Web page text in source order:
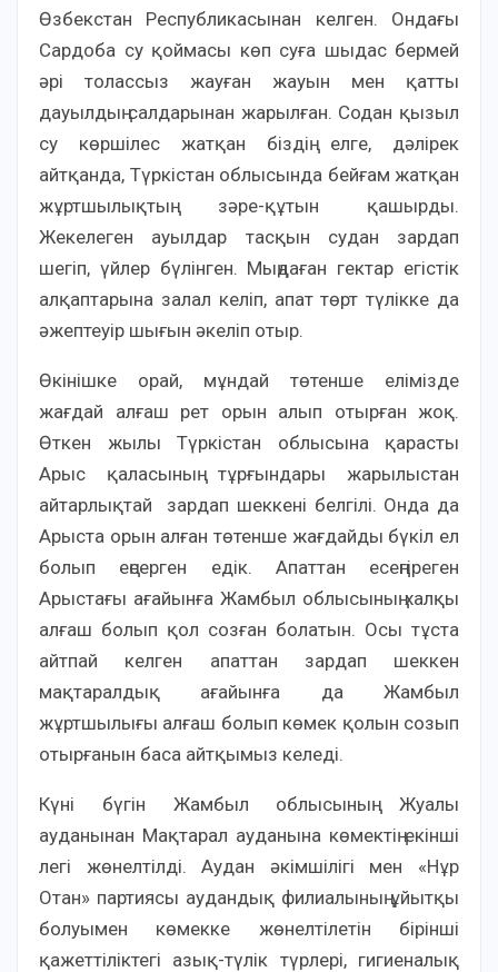
Өзбекстан Республикасынан келген. Ондағы
Сардоба су қоймасы көп суға шыдас бермей
әрі толассыз жауған жауын мен қатты
дауылдың салдарынан жарылған. Содан қызыл
су көршілес жатқан біздің елге, дәлірек
айтқанда, Түркістан облысында бейғам жатқан
жұртшылықтың зәре-құтын қашырды.
Жекелеген ауылдар тасқын судан зардап
шегіп, үйлер бүлінген. Мыңдаған гектар егістік
алқаптарына залал келіп, апат төрт түлікке да
әжептеуір шығын әкеліп отыр.
Өкінішке орай, мұндай төтенше елімізде
жағдай алғаш рет орын алып отырған жоқ.
Өткен жылы Түркістан облысына қарасты
Арыс қаласының тұрғындары жарылыстан
айтарлықтай зардап шеккені белгілі. Онда да
Арыста орын алған төтенше жағдайды бүкіл ел
болып еңсерген едік. Апаттан есеңгіреген
Арыстағы ағайынға Жамбыл облысының халқы
алғаш болып қол созған болатын. Осы тұста
айтпай келген апаттан зардап шеккен
мақтаралдық ағайынға да Жамбыл
жұртшылығы алғаш болып көмек қолын созып
отырғанын баса айтқымыз келеді.
Күні бүгін Жамбыл облысының Жуалы
ауданынан Мақтарал ауданына көмектің екінші
легі жөнелтілді. Аудан әкімшілігі мен «Нұр
Отан» партиясы аудандық филиалының ұйытқы
болуымен көмекке жөнелтілетін бірінші
қажеттіліктегі азық-түлік түрлері, гигиеналық